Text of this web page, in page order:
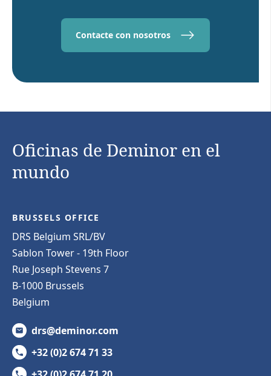
Contacte con nosotros
Oficinas de Deminor en el
mundo
BRUSSELS OFFICE
DRS Belgium SRL/BV
Sablon Tower - 19th Floor
Rue Joseph Stevens 7
B-1000 Brussels
Belgium
drs@deminor.com
+32 (0)2 674 71 33